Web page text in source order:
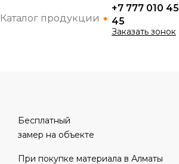
Каталог продукции
+7 777 010 45
45
Заказать зонок
Бесплатный
замер на объекте
При покупке материала в Алматы